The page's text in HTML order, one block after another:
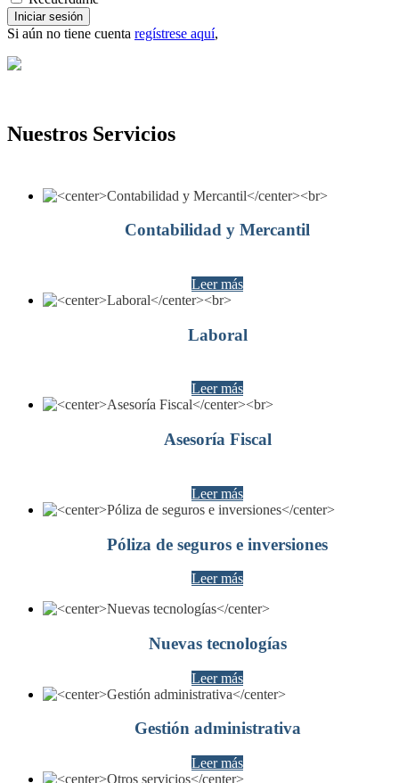
Iniciar sesión
Si aún no tiene cuenta regístrese aquí,
Nuestros Servicios
Contabilidad y Mercantil
Leer más
Laboral
Leer más
Asesoría Fiscal
Leer más
Póliza de seguros e inversiones
Leer más
Nuevas tecnologías
Leer más
Gestión administrativa
Leer más